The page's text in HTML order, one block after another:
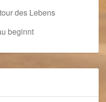
des Lebens
beginnt